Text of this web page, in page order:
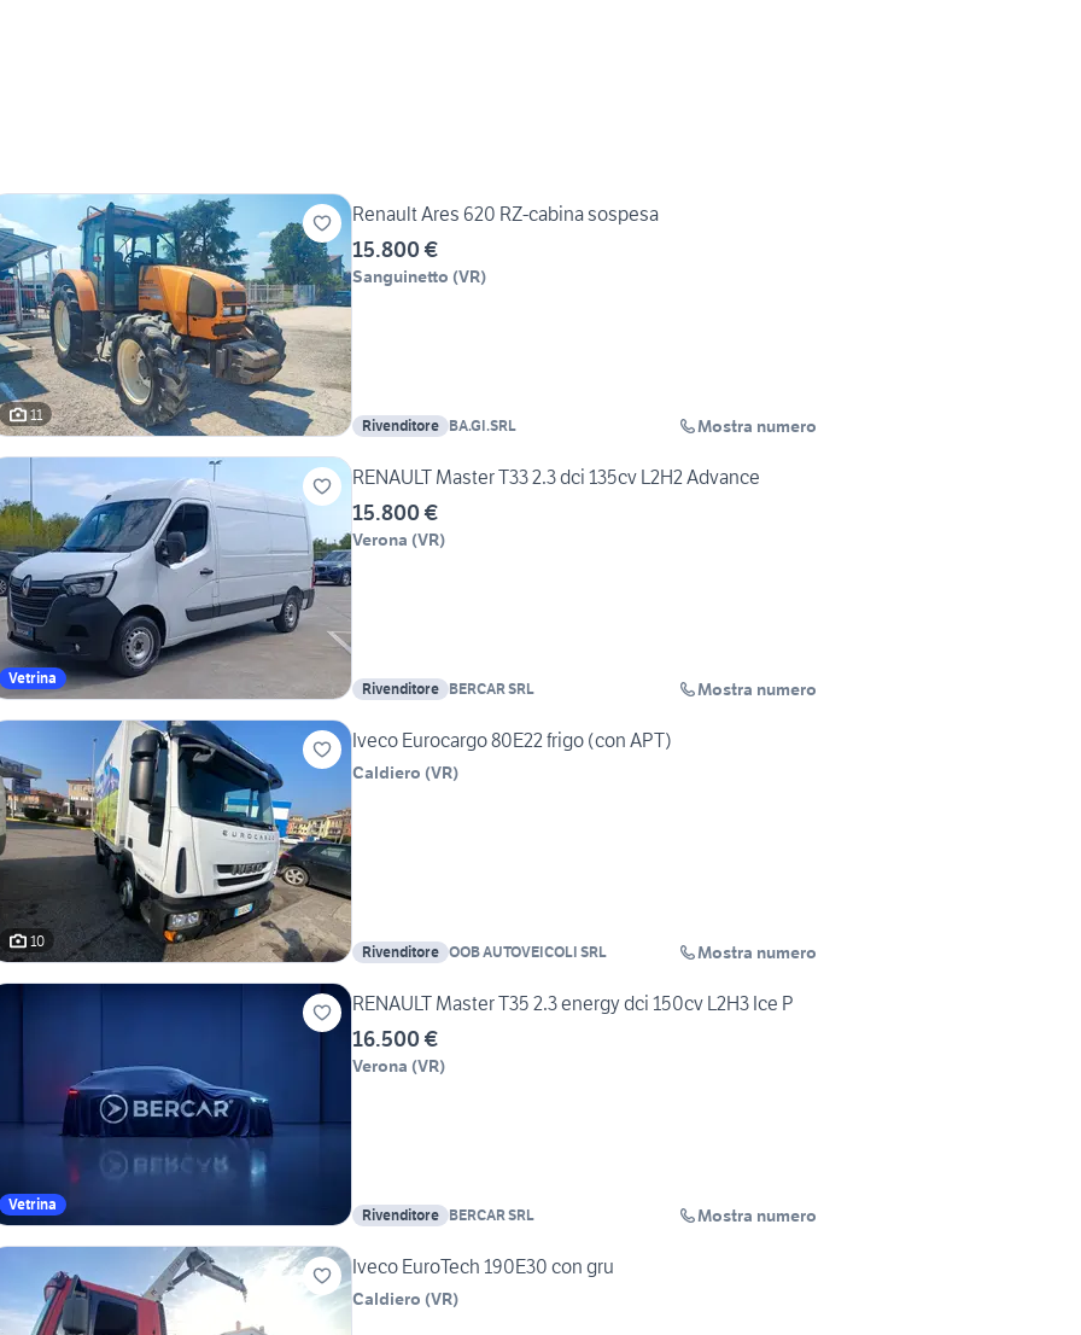
11
Renault Ares 620 RZ-cabina sospesa
15.800 €
Sanguinetto (VR)
Rivenditore BA.GI.SRL Mostra numero
Vetrina
RENAULT Master T33 2.3 dci 135cv L2H2 Advance
15.800 €
Verona (VR)
Rivenditore BERCAR SRL Mostra numero
10
Iveco Eurocargo 80E22 frigo (con APT)
Caldiero (VR)
Rivenditore OOB AUTOVEICOLI SRL Mostra numero
Vetrina
RENAULT Master T35 2.3 energy dci 150cv L2H3 Ice P
16.500 €
Verona (VR)
Rivenditore BERCAR SRL Mostra numero
Iveco EuroTech 190E30 con gru
Caldiero (VR)